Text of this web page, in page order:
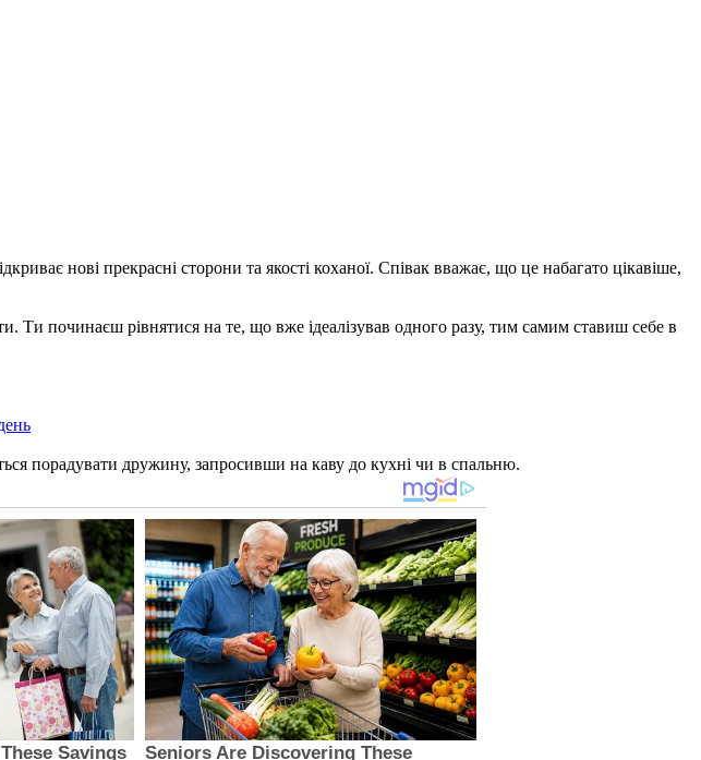
нові прекрасні сторони та якості коханої. Співак вважає, що це набагато цікавіше,
Ти починаєш рівнятися на те, що вже ідеалізував одного разу, тим самим ставиш себе в
порадувати дружину, запросивши на каву до кухні чи в спальню.